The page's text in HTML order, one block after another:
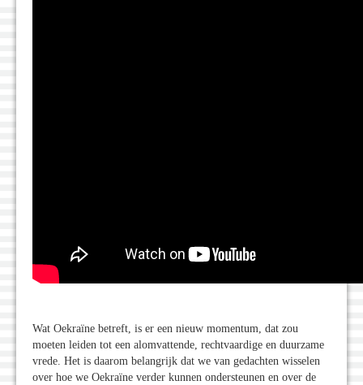
Wat Oekraïne betreft, is er een nieuw momentum, dat zou
moeten leiden tot een alomvattende, rechtvaardige en duurzame
vrede. Het is daarom belangrijk dat we van gedachten wisselen
over hoe we Oekraïne verder kunnen ondersteunen en over de